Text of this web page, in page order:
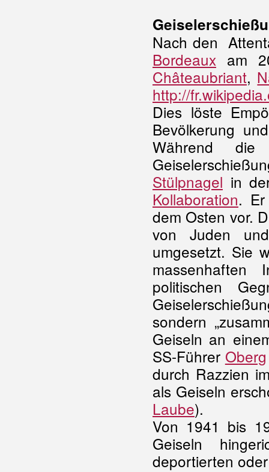
Nach den
Bordeaux am
Châteaubriant,
http://
Dies löste
Bevölkerung
Während
Stülpnagel in
Kollaboration.
dem Osten vor.
von Juden
umgesetzt. Sie
massenhaften
politischen
sondern
Geiseln an
SS-Führer Oberg
durch Razzien
als Geiseln
Laube).
Von 1941 bis
Geiseln
deportierten